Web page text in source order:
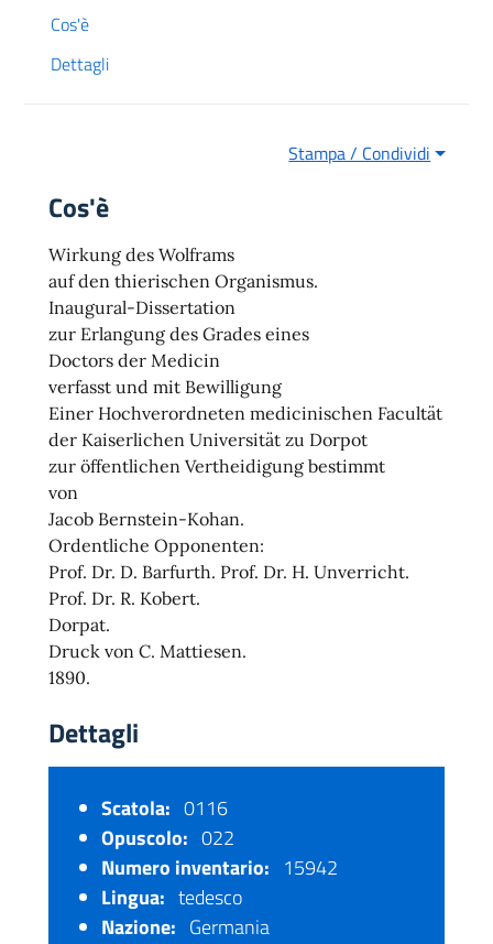
Cos'è
Dettagli
Stampa / Condividi
Cos'è
Wirkung des Wolframs
auf den thierischen Organismus.
Inaugural-Dissertation
zur Erlangung des Grades eines
Doctors der Medicin
verfasst und mit Bewilligung
Einer Hochverordneten medicinischen Facultät
der Kaiserlichen Universität zu Dorpot
zur öffentlichen Vertheidigung bestimmt
von
Jacob Bernstein-Kohan.
Ordentliche Opponenten:
Prof. Dr. D. Barfurth. Prof. Dr. H. Unverricht.
Prof. Dr. R. Kobert.
Dorpat.
Druck von C. Mattiesen.
1890.
Dettagli
Scatola: 0116
Opuscolo: 022
Numero inventario: 15942
Lingua: tedesco
Nazione: Germania